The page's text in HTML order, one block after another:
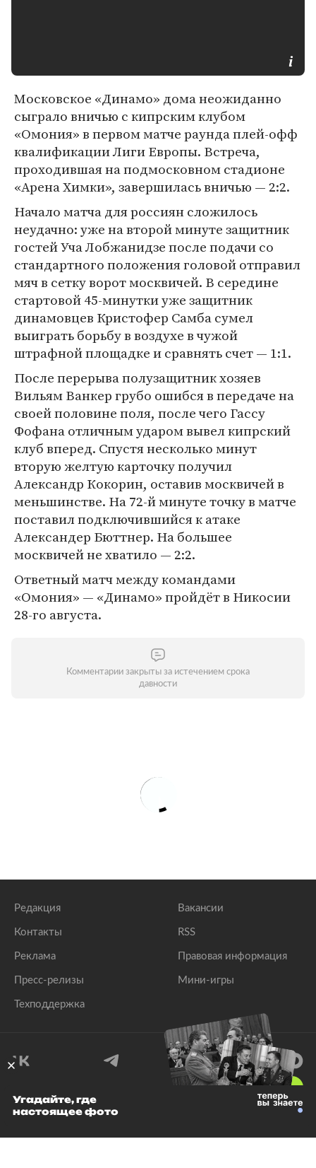
Московское «Динамо» дома неожиданно
сыграло вничью с кипрским клубом
«Омония» в первом матче раунда плей-офф
квалификации Лиги Европы. Встреча,
проходившая на подмосковном стадионе
«Арена Химки», завершилась вничью — 2:2.
Начало матча для россиян сложилось
неудачно: уже на второй минуте защитник
гостей Уча Лобжанидзе после подачи со
стандартного положения головой отправил
мяч в сетку ворот москвичей. В середине
стартовой 45-минутки уже защитник
динамовцев Кристофер Самба сумел
выиграть борьбу в воздухе в чужой
штрафной площадке и сравнять счет — 1:1.
После перерыва полузащитник хозяев
Вильям Ванкер грубо ошибся в передаче на
своей половине поля, после чего Гассу
Фофана отличным ударом вывел кипрский
клуб вперед. Спустя несколько минут
вторую желтую карточку получил
Александр Кокорин, оставив москвичей в
меньшинстве. На 72-й минуте точку в матче
поставил подключившийся к атаке
Александер Бюттнер. На большее
москвичей не хватило — 2:2.
Ответный матч между командами
«Омония» — «Динамо» пройдёт в Никосии
28-го августа.
Комментарии закрыты за истечением срока
давности
Редакция
Контакты
Реклама
Пресс-релизы
Техподдержка
Вакансии
RSS
Правовая информация
Мини-игры
© 1999–2026 Все права защищены.
Угадайте, где
настоящее фото